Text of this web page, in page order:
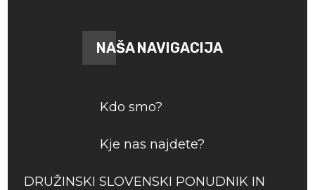
NAŠA NAVIGACIJA
Kdo smo?
Kje nas najdete?
DRUŽINSKI SLOVENSKI PONUDNIK IN